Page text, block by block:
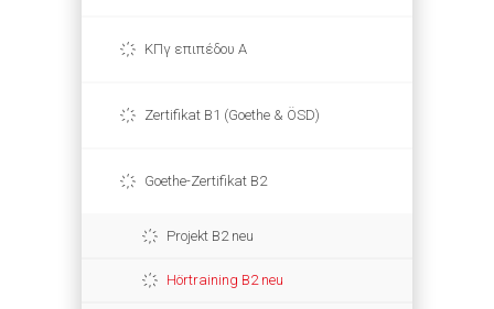
ΚΠγ επιπέδου Α
Zertifikat B1 (Goethe & ÖSD)
Goethe-Zertifikat B2
Projekt B2 neu
Hörtraining B2 neu